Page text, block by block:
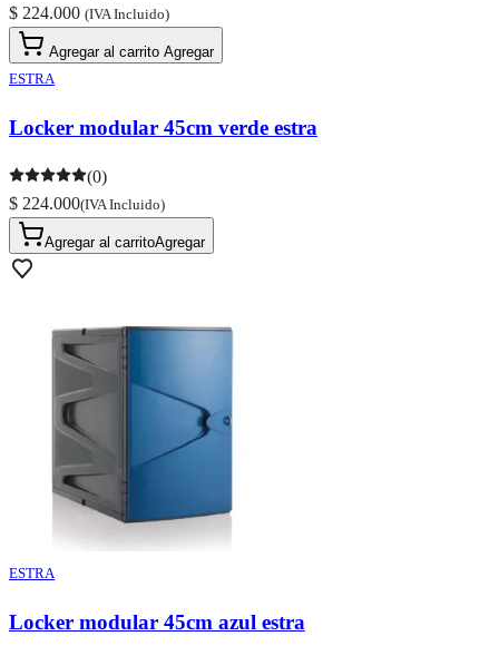
$ 224.000 (IVA Incluido)
Agregar al carrito Agregar
ESTRA
Locker modular 45cm verde estra
(0)
$ 224.000(IVA Incluido)
Agregar al carritoAgregar
ESTRA
Locker modular 45cm azul estra